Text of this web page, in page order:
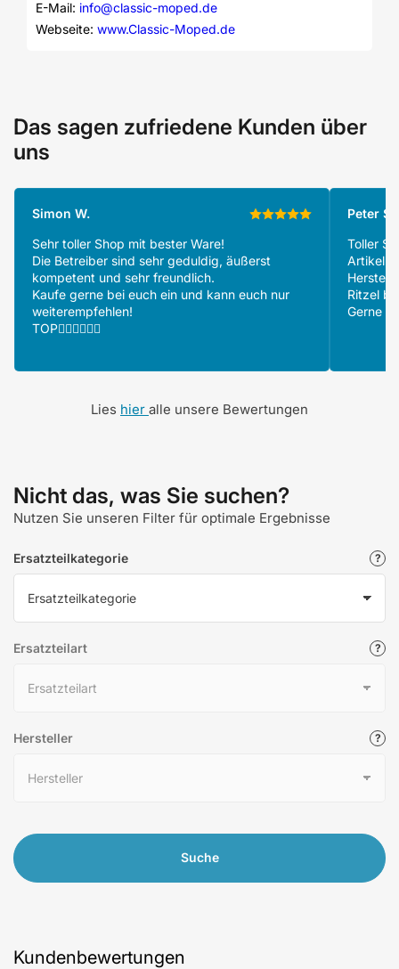
E-Mail: info@classic-moped.de
Webseite: www.Classic-Moped.de
Das sagen zufriedene Kunden über
uns
Simon W.
Sehr toller Shop mit bester Ware!
Die Betreiber sind sehr geduldig, äußerst
kompetent und sehr freundlich.
Kaufe gerne bei euch ein und kann euch nur
weiterempfehlen!
TOP👍🏻👍🏻👍🏻
Peter S.
Toller
Artikeln
Ritzel
Gerne
Lies hier alle unsere Bewertungen
Nicht das, was Sie suchen?
Nutzen Sie unseren Filter für optimale Ergebnisse
Ersatzteilkategorie
Ersatzteilart
Hersteller
Suche
Kundenbewertungen